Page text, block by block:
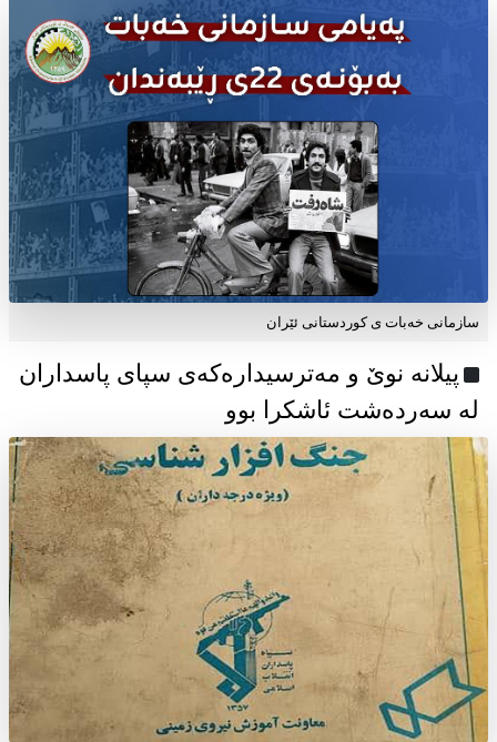
سازمانی خەبات ی كوردستانی ئێران
پیلانە نوێ و مەترسیدارەکەی سپای پاسداران
لە سەردەشت ئاشکرا بوو